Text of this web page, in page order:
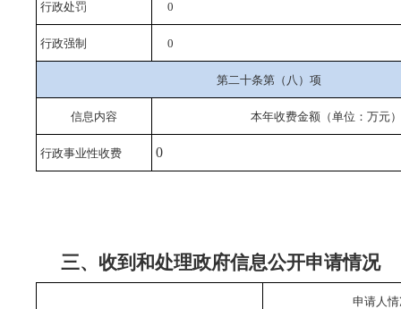
行政处罚 0
行政强制 0
第二十条第（八）项
信息内容 本年收费金额（单位：万元）
行政事业性收费 0
三、收到和处理政府信息公开申请情况
申请人